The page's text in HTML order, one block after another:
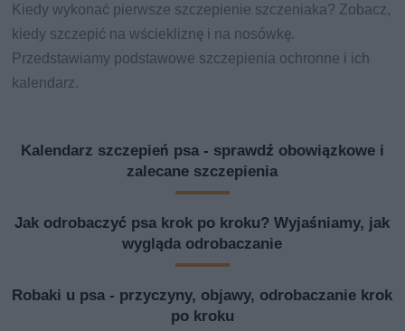
Kiedy wykonać pierwsze szczepienie szczeniaka? Zobacz,
kiedy szczepić na wściekliznę i na nosówkę.
Przedstawiamy podstawowe szczepienia ochronne i ich
kalendarz.
Kalendarz szczepień psa - sprawdź obowiązkowe i
zalecane szczepienia
Jak odrobaczyć psa krok po kroku? Wyjaśniamy, jak
wygląda odrobaczanie
Robaki u psa - przyczyny, objawy, odrobaczanie krok
po kroku